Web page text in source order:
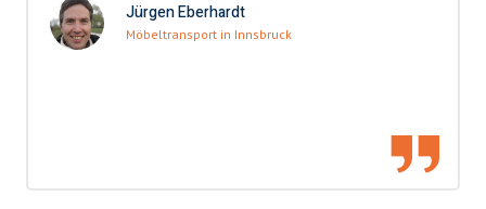
Jürgen Eberhardt
Möbeltransport in Innsbruck